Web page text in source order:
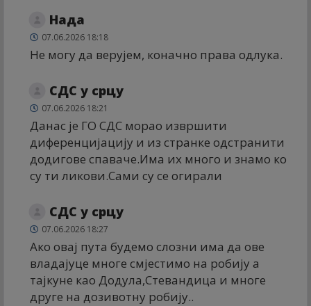
Нада
07.06.2026 18:18
Не могу да верујем, коначно права одлука.
СДС у срцу
07.06.2026 18:21
Данас је ГО СДС морао извршити
диференцијацију и из странке одстранити
додигове спаваче.Има их много и знамо ко
су ти ликови.Сами су се огирали
СДС у срцу
07.06.2026 18:27
Ако овај пута будемо слозни има да ове
владајуце многе смјестимо на робију а
тајкуне као Додула,Стевандица и многе
друге на дозивотну робију..